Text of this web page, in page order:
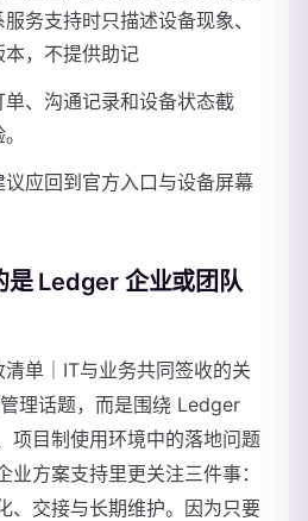
务支持时只描述设备现象、
，不提供助记
、沟通记录和设备状态截
应回到官方入口与设备屏幕
是 Ledger 企业或团队
单｜IT与业务共同签收的关
理话题，而是围绕 Ledger
项目制使用环境中的落地问题
业方案支持里更关注三件事：
、交接与长期维护。因为只要